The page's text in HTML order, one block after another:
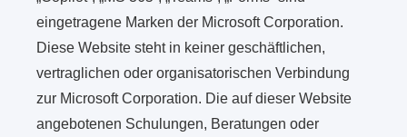
eingetragene Marken der Microsoft Corporation.
Diese Website steht in keiner geschäftlichen,
vertraglichen oder organisatorischen Verbindung
zur Microsoft Corporation. Die auf dieser Website
angebotenen Schulungen, Beratungen oder